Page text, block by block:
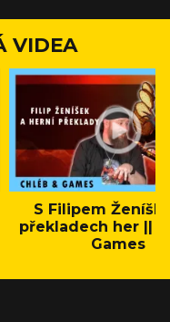
VIDEA
S Filipem
překladech her ||
Games